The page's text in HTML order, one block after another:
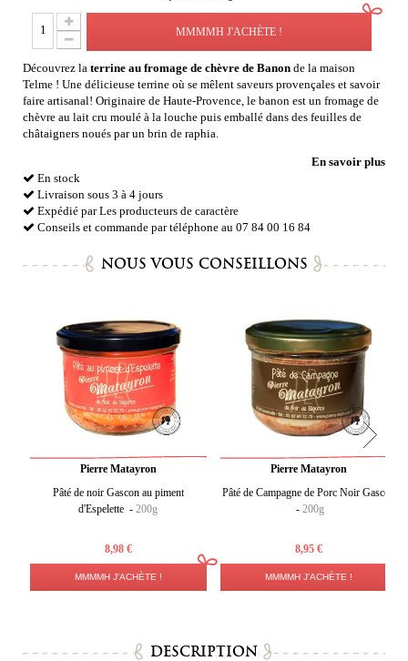
MMMMH J'ACHÈTE !
Découvrez la terrine au fromage de chèvre de Banon de la maison
Telme ! Une délicieuse terrine où se mêlent saveurs provençales et savoir
faire artisanal! Originaire de Haute-Provence, le banon est un fromage de
chèvre au lait cru moulé à la louche puis emballé dans des feuilles de
châtaigners noués par un brin de raphia.
En savoir plus
En stock
Livraison sous 3 à 4 jours
Expédié par Les producteurs de caractère
Conseils et commande par téléphone au 07 84 00 16 84
NOUS VOUS CONSEILLONS
Pierre Matayron
Pâté de noir Gascon au piment
d'Espelette - 200g
8,98 €
MMMMH J'ACHÈTE !
Pierre Matayron
Pâté de Campagne de Porc Noir Gascon
- 200g
8,95 €
MMMMH J'ACHÈTE !
DESCRIPTION